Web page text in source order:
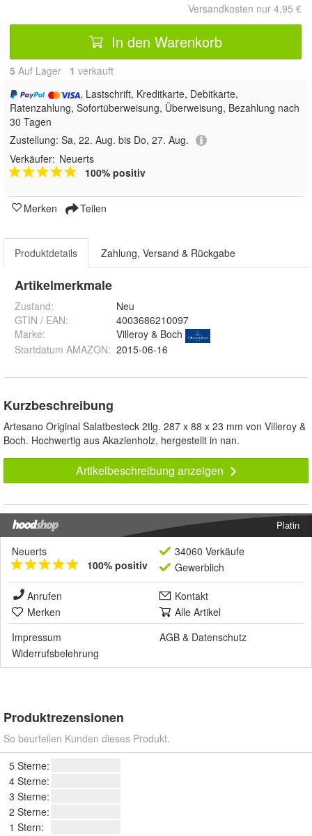
Versandkosten nur 4,95 €
In den Warenkorb
5 Auf Lager 1 verkauft
, Lastschrift, Kreditkarte, Debitkarte,
Ratenzahlung, Sofortüberweisung, Überweisung, Bezahlung nach
30 Tagen
Zustellung: Sa, 22. Aug. bis Do, 27. Aug.
Verkäufer: Neuerts
100% positiv
Merken Teilen
Produktdetails Zahlung, Versand & Rückgabe
Artikelmerkmale
Zustand:
Neu
GTIN / EAN:
4003686210097
Marke:
Villeroy & Boch
Startdatum AMAZON: 2015-06-16
Kurzbeschreibung
Artesano Original Salatbesteck 2tlg. 287 x 88 x 23 mm von Villeroy &
Boch. Hochwertig aus Akazienholz, hergestellt in nan.
Artikelbeschreibung anzeigen
Platin
Neuerts
100% positiv
34060 Verkäufe
Gewerblich
Anrufen
Kontakt
Merken
Alle Artikel
Impressum
AGB & Datenschutz
Widerrufsbelehrung
Produktrezensionen
So beurteilen Kunden dieses Produkt.
5 Sterne:
4 Sterne:
3 Sterne:
2 Sterne:
1 Stern: